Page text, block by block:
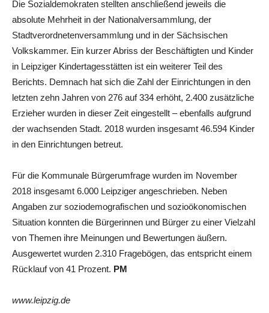
Die Sozialdemokraten stellten anschließend jeweils die
absolute Mehrheit in der Nationalversammlung, der
Stadtverordnetenversammlung und in der Sächsischen
Volkskammer. Ein kurzer Abriss der Beschäftigten und Kinder
in Leipziger Kindertagesstätten ist ein weiterer Teil des
Berichts. Demnach hat sich die Zahl der Einrichtungen in den
letzten zehn Jahren von 276 auf 334 erhöht, 2.400 zusätzliche
Erzieher wurden in dieser Zeit eingestellt – ebenfalls aufgrund
der wachsenden Stadt. 2018 wurden insgesamt 46.594 Kinder
in den Einrichtungen betreut.
Für die Kommunale Bürgerumfrage wurden im November
2018 insgesamt 6.000 Leipziger angeschrieben. Neben
Angaben zur soziodemografischen und sozioökonomischen
Situation konnten die Bürgerinnen und Bürger zu einer Vielzahl
von Themen ihre Meinungen und Bewertungen äußern.
Ausgewertet wurden 2.310 Fragebögen, das entspricht einem
Rücklauf von 41 Prozent. PM
www.leipzig.de